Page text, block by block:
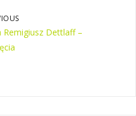
Dettlaff –